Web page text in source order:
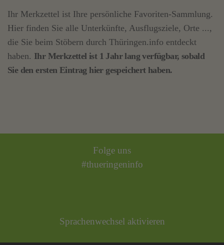
Ihr Merkzettel ist Ihre persönliche Favoriten-Sammlung.
Hier finden Sie alle Unterkünfte, Ausflugsziele, Orte ...,
die Sie beim Stöbern durch Thüringen.info entdeckt
haben. Ihr Merkzettel ist 1 Jahr lang verfügbar, sobald
Sie den ersten Eintrag hier gespeichert haben.
Folge uns
#thueringeninfo
Sprachenwechsel aktivieren